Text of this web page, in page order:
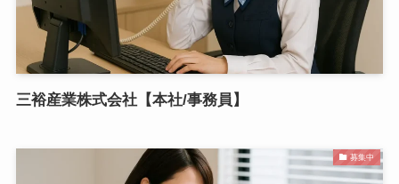
三裕産業株式会社【本社/事務員】
募集中